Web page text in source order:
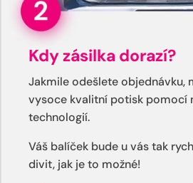
Kdy zásilka dorazí?
Jakmile odešlete objednávku,
vysoce kvalitní potisk pomocí
technologií.
Váš balíček bude u vás tak
divit, jak je to možné!